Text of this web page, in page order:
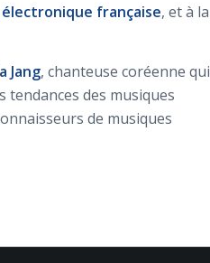
française, et à la
Jang, chanteuse coréenne qui
tendances des musiques
de musiques